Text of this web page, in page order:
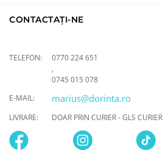
CONTACTAȚI-NE
TELEFON:
0770 224 651
,
0745 015 078
E-MAIL:
marius@dorinta.ro
LIVRARE: DOAR PRIN CURIER - GLS CURIER